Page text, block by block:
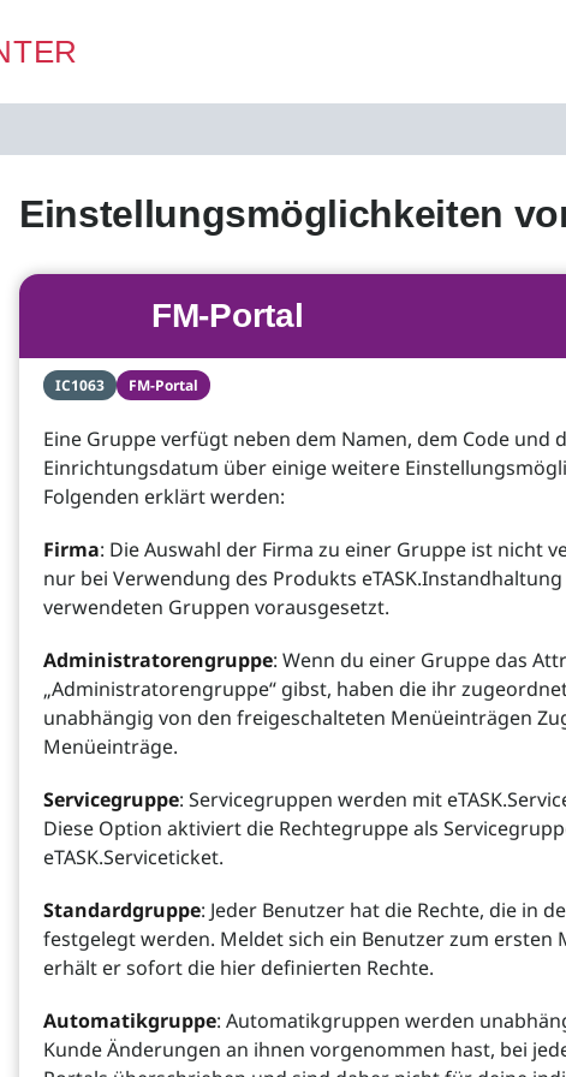
Einstellungsmöglichkeiten
FM-Portal
IC1063 FM-Portal
Eine Gruppe verfügt neben dem Namen, dem Code und
Einrichtungsdatum über einige weitere
Folgenden erklärt werden:
Firma: Die Auswahl der Firma zu einer Gruppe ist nicht
nur bei Verwendung des Produkts
verwendeten Gruppen vorausgesetzt.
Administratorengruppe: Wenn du einer Gruppe das
„Administratorengruppe“ gibst, haben die ihr
unabhängig von den freigeschalteten Menüeinträgen
Menüeinträge.
Servicegruppe: Servicegruppen werden mit
Diese Option aktiviert die Rechtegruppe als
eTASK.Serviceticket.
Standardgruppe: Jeder Benutzer hat die Rechte, die in
festgelegt werden. Meldet sich ein Benutzer zum ersten
erhält er sofort die hier definierten Rechte.
Automatikgruppe: Automatikgruppen werden
Kunde Änderungen an ihnen vorgenommen hast, bei